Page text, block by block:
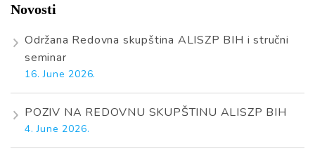
Novosti
Održana Redovna skupština ALISZP BIH i stručni
seminar
16. June 2026.
POZIV NA REDOVNU SKUPŠTINU ALISZP BIH
4. June 2026.